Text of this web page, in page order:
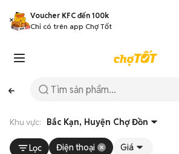
Voucher KFC đến 100k
Chỉ có trên app Chợ Tốt
Khu vực: Bắc Kạn, Huyện Chợ Đồn
Lọc Điện thoại Giá